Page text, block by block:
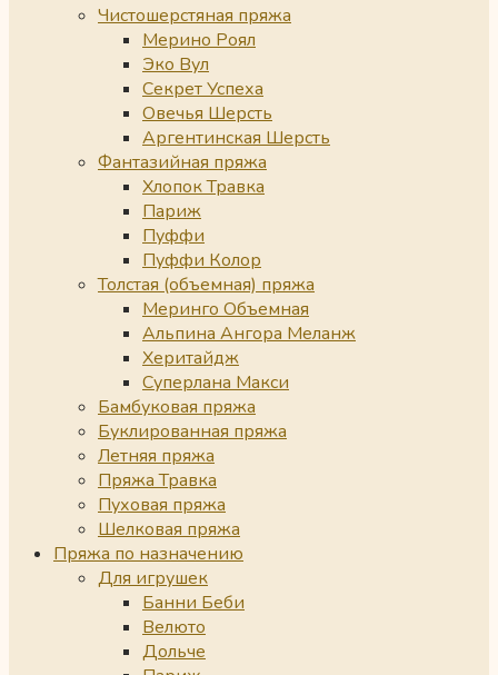
Чистошерстяная пряжа
Мерино Роял
Эко Вул
Секрет Успеха
Овечья Шерсть
Аргентинская Шерсть
Фантазийная пряжа
Хлопок Травка
Париж
Пуффи
Пуффи Колор
Толстая (объемная) пряжа
Меринго Объемная
Альпина Ангора Меланж
Херитайдж
Суперлана Макси
Бамбуковая пряжа
Буклированная пряжа
Летняя пряжа
Пряжа Травка
Пуховая пряжа
Шелковая пряжа
Пряжа по назначению
Для игрушек
Банни Беби
Велюто
Дольче